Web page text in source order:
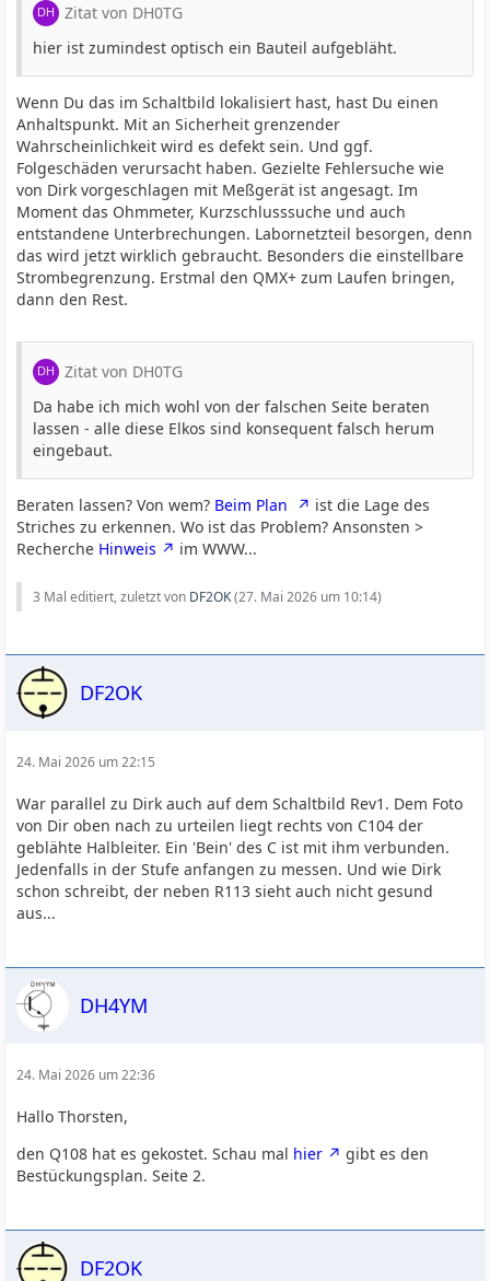
Zitat von DH0TG
hier ist zumindest optisch ein Bauteil aufgebläht.
Wenn Du das im Schaltbild lokalisiert hast, hast Du einen
Anhaltspunkt. Mit an Sicherheit grenzender
Wahrscheinlichkeit wird es defekt sein. Und ggf.
Folgeschäden verursacht haben. Gezielte Fehlersuche wie
von Dirk vorgeschlagen mit Meßgerät ist angesagt. Im
Moment das Ohmmeter, Kurzschlusssuche und auch
entstandene Unterbrechungen. Labornetzteil besorgen, denn
das wird jetzt wirklich gebraucht. Besonders die einstellbare
Strombegrenzung. Erstmal den QMX+ zum Laufen bringen,
dann den Rest.
Zitat von DH0TG
Da habe ich mich wohl von der falschen Seite beraten
lassen - alle diese Elkos sind konsequent falsch herum
eingebaut.
Beraten lassen? Von wem? Beim Plan
ist die Lage des
Striches zu erkennen. Wo ist das Problem? Ansonsten >
Recherche Hinweis im WWW...
3 Mal editiert, zuletzt von DF2OK(27. Mai 2026 um 10:14)
DF2OK
24. Mai 2026 um 22:15
War parallel zu Dirk auch auf dem Schaltbild Rev1. Dem Foto
von Dir oben nach zu urteilen liegt rechts von C104 der
geblähte Halbleiter. Ein 'Bein' des C ist mit ihm verbunden.
Jedenfalls in der Stufe anfangen zu messen. Und wie Dirk
schon schreibt, der neben R113 sieht auch nicht gesund
aus...
DH4YM
24. Mai 2026 um 22:36
Hallo Thorsten,
den Q108 hat es gekostet. Schau mal hier
gibt es den
Bestückungsplan. Seite 2.
DF2OK